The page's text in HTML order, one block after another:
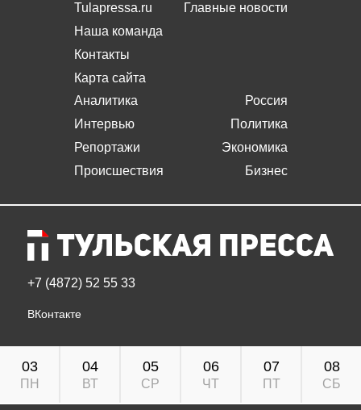
Tulapressa.ru
Наша команда
Контакты
Карта сайта
Главные новости
Аналитика
Интервью
Репортажи
Происшествия
Россия
Политика
Экономика
Бизнес
+7 (4872) 52 55 33
ВКонтакте
03
ПН
04
ВТ
05
СР
06
ЧТ
07
ПТ
08
СБ